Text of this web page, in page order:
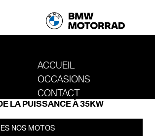
ACCUEIL
REVENIR AU SITE DE SPORT MOTO
OCCASIONS
CONTACT
LA PUISSANCE À 35KW
NOS MOTOS